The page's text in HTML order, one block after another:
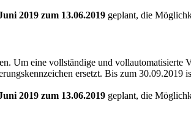
2019 zum 13.06.2019 geplant, die
Um eine vollständige und vollautomatisierte
ersetzt. Bis zum 30.09.2019
2019 zum 13.06.2019 geplant, die